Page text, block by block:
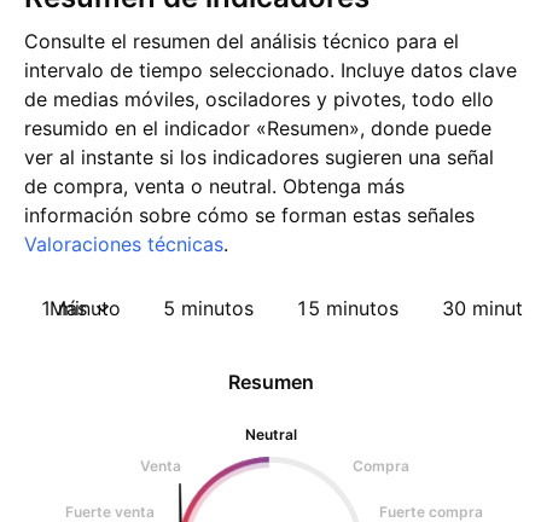
Consulte el resumen del análisis técnico para el
intervalo de tiempo seleccionado. Incluye datos clave
de medias móviles, osciladores y pivotes, todo ello
resumido en el indicador «Resumen», donde puede
ver al instante si los indicadores sugieren una señal
de compra, venta o neutral. Obtenga más
información sobre cómo se forman estas señales
Valoraciones técnicas.
1 minuto 5 minutos 15 minutos 30
Más
Resumen
Neutral
Venta
Compra
Fuerte venta Fuerte compra